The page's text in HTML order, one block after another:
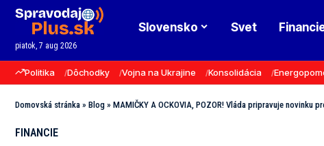
piatok, 7 aug 2026
Slovensko Svet
Politika Dôchodky Vojna na Ukrajine Konsolidácia
Domovská stránka » Blog » MAMIČKY A OCKOVIA, POZOR! Vláda pripravuje novinku
FINANCIE